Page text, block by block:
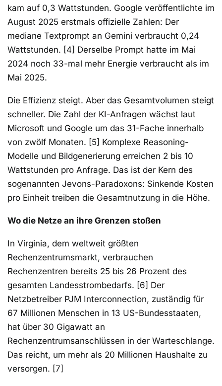
kam auf 0,3 Wattstunden. Google veröffentlichte im
August 2025 erstmals offizielle Zahlen: Der
mediane Textprompt an Gemini verbraucht 0,24
Wattstunden. [4] Derselbe Prompt hatte im Mai
2024 noch 33-mal mehr Energie verbraucht als im
Mai 2025.
Die Effizienz steigt. Aber das Gesamtvolumen steigt
schneller. Die Zahl der KI-Anfragen wächst laut
Microsoft und Google um das 31-Fache innerhalb
von zwölf Monaten. [5] Komplexe Reasoning-
Modelle und Bildgenerierung erreichen 2 bis 10
Wattstunden pro Anfrage. Das ist der Kern des
sogenannten Jevons-Paradoxons: Sinkende Kosten
pro Einheit treiben die Gesamtnutzung in die Höhe.
Wo die Netze an ihre Grenzen stoßen
In Virginia, dem weltweit größten
Rechenzentrumsmarkt, verbrauchen
Rechenzentren bereits 25 bis 26 Prozent des
gesamten Landesstrombedarfs. [6] Der
Netzbetreiber PJM Interconnection, zuständig für
67 Millionen Menschen in 13 US-Bundesstaaten,
hat über 30 Gigawatt an
Rechenzentrumsanschlüssen in der Warteschlange.
Das reicht, um mehr als 20 Millionen Haushalte zu
versorgen. [7]